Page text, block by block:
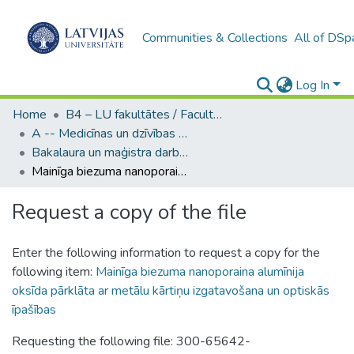
Communities & Collections All of
Log In
Home
B4 – LU fakultātes / Faculties of the UL
A -- Medicīnas un dzīvības zinātņu fakultāte / Faculty of Medicine and Life Sciences
Bakalaura un maģistra darbi (MDZF) / Bachelor's and Master's theses
Mainīga biezuma nanoporaina alumīnija oksīda pārklāta ar metālu kārtiņu izgatavošana un optiskās īpašības
Request a copy of the file
Enter the following information to request a copy for the
following item: Mainīga biezuma nanoporaina alumīnija
oksīda pārklāta ar metālu kārtiņu izgatavošana un optiskās
īpašības
Requesting the following file: 300-65642-